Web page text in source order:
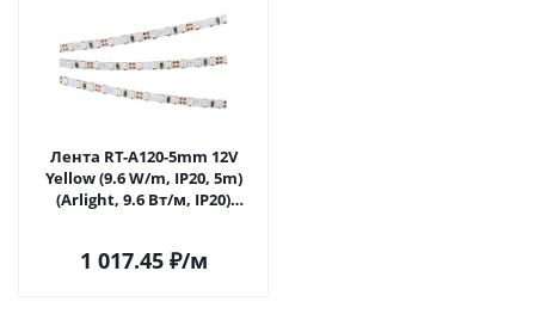
Лента RT-A120-5mm 12V
Yellow (9.6 W/m, IP20, 5m)
(Arlight, 9.6 Вт/м, IP20)
1 017.45₽/м